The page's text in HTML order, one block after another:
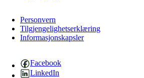
Personvern
Tilgjengelighetserklæring
Informasjonskapsler
Facebook
LinkedIn